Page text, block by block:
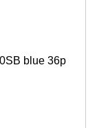
blue 36р